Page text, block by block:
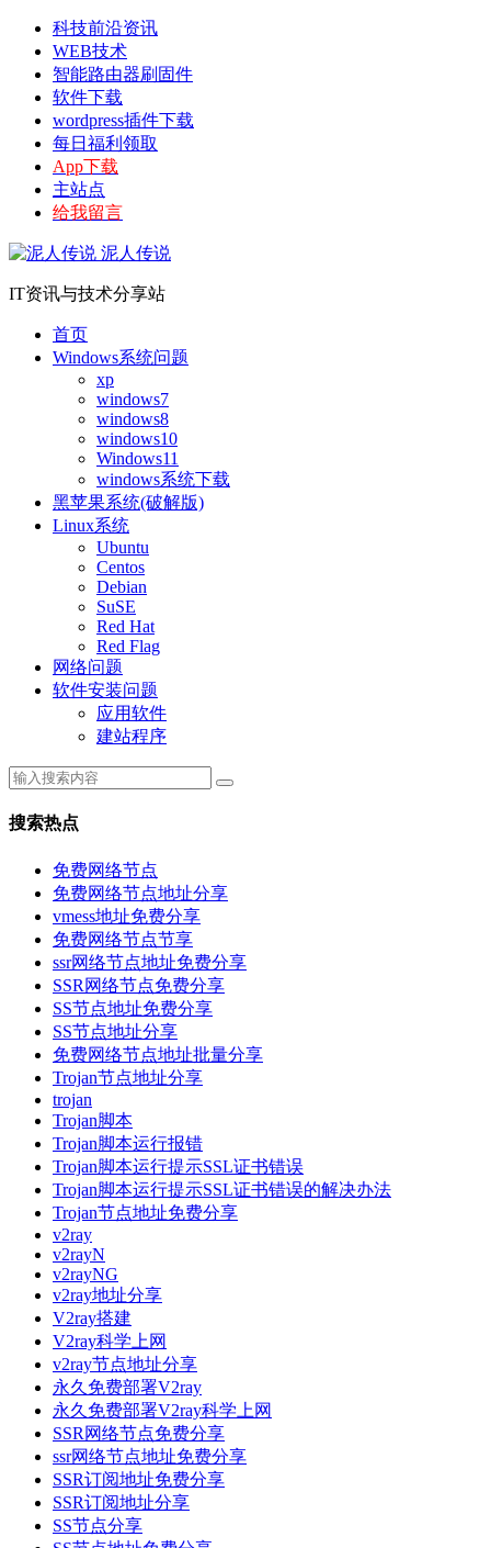
科技前沿资讯
WEB技术
智能路由器刷固件
软件下载
wordpress插件下载
每日福利领取
App下载
主站点
给我留言
泥人传说
IT资讯与技术分享站
首页
Windows系统问题
xp
windows7
windows8
windows10
Windows11
windows系统下载
黑苹果系统(破解版)
Linux系统
Ubuntu
Centos
Debian
SuSE
Red Hat
Red Flag
网络问题
软件安装问题
应用软件
建站程序
搜索热点
免费网络节点
免费网络节点地址分享
vmess地址免费分享
免费网络节点节享
ssr网络节点地址免费分享
SSR网络节点免费分享
SS节点地址免费分享
SS节点地址分享
免费网络节点地址批量分享
Trojan节点地址分享
trojan
Trojan脚本
Trojan脚本运行报错
Trojan脚本运行提示SSL证书错误
Trojan脚本运行提示SSL证书错误的解决办法
Trojan节点地址免费分享
v2ray
v2rayN
v2rayNG
v2ray地址分享
V2ray搭建
V2ray科学上网
v2ray节点地址分享
永久免费部署V2ray
永久免费部署V2ray科学上网
SSR网络节点免费分享
ssr网络节点地址免费分享
SSR订阅地址免费分享
SSR订阅地址分享
SS节点分享